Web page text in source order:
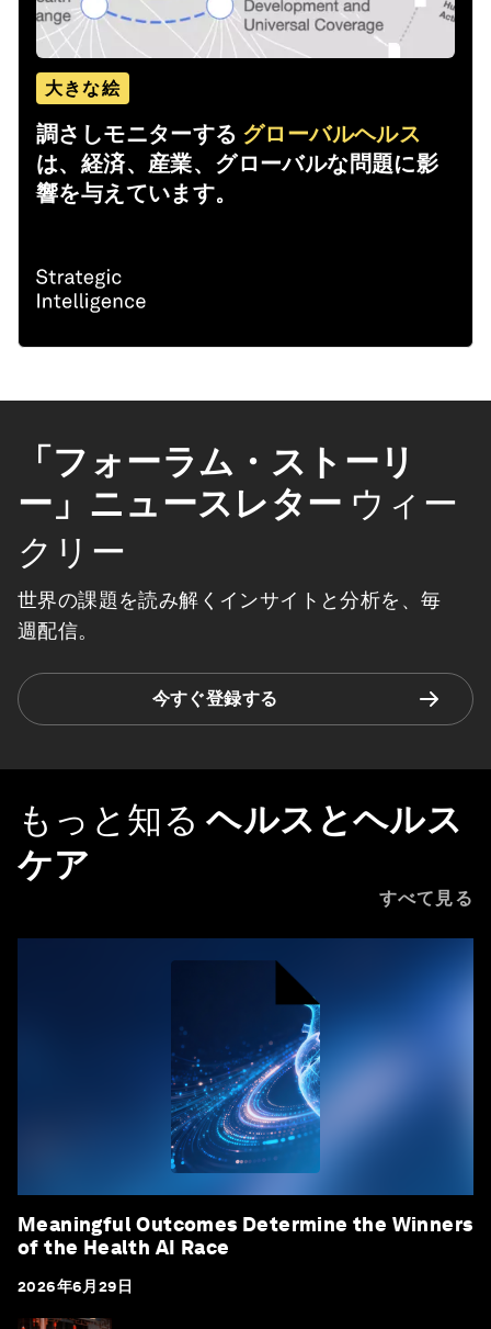
大きな絵
調さしモニターする グローバルヘルス
は、経済、産業、グローバルな問題に影
響を与えています。
「フォーラム・ストーリ
ー」ニュースレター ウィー
クリー
世界の課題を読み解くインサイトと分析を、毎
週配信。
今すぐ登録する
もっと知る ヘルスとヘルス
ケア
すべて見る
Meaningful Outcomes Determine the Winners
of the Health AI Race
2026年6月29日